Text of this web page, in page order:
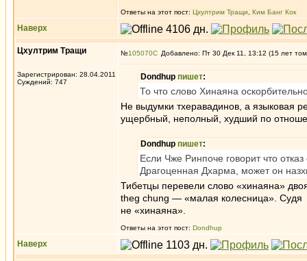
Ответы на этот пост: Цхултрим Тращи Ким Банг Кок
Наверх
Цхултрим Тращи
Зарегистрирован: 28.04.2011
Суждений: 747
№105070 Добавлено: Пт 30 Дек 11, 13:12 (15 лет
Dondhup пишет:
То что слово Хинаяна
Не выдумки тхеравадинов, а языковая
ущербный, неполный, худший по
Dondhup пишет:
Если Чже Ринпоче говорит что
Драгоценная Дхарма, может он
Тибетцы перевели слово «хинаяна»
theg chung — «малая колесница». Судя
не «хинаяна».
Ответы на этот пост: Dondhup
Наверх